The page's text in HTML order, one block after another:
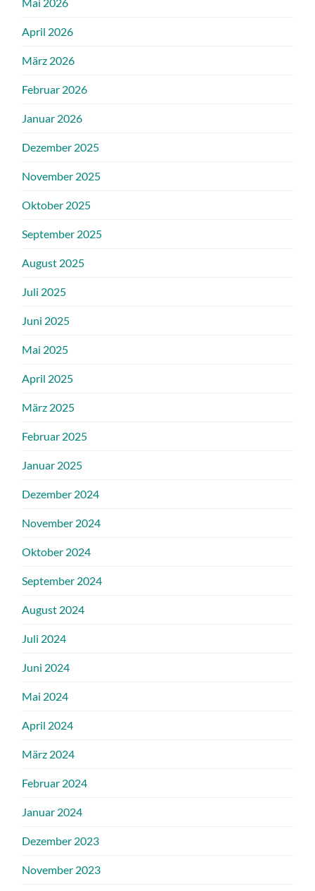
April 2026
März 2026
Februar 2026
Januar 2026
Dezember 2025
November 2025
Oktober 2025
September 2025
August 2025
Juli 2025
Juni 2025
Mai 2025
April 2025
März 2025
Februar 2025
Januar 2025
Dezember 2024
November 2024
Oktober 2024
September 2024
August 2024
Juli 2024
Juni 2024
Mai 2024
April 2024
März 2024
Februar 2024
Januar 2024
Dezember 2023
November 2023